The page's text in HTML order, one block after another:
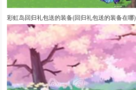
彩虹岛回归礼包送的装备(回归礼包送的装备在哪)